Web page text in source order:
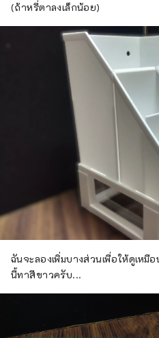
(ถ้าหรี่ตาลงเล็กน้อย)
ฉันจะลองเพิ่มบางส่วนเพื่อให้ดูเห
นี้ทาสีขาวครับ...